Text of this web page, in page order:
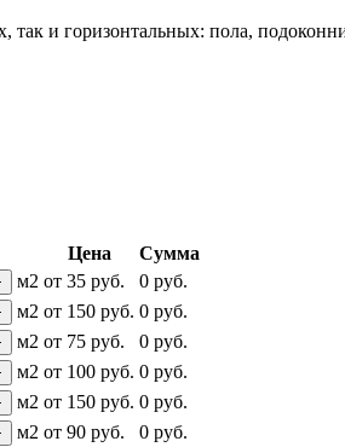
так и горизонтальных: пола,
Цена
Сумма
м2 от 35 руб. 0 руб.
м2 от 150 руб. 0 руб.
м2 от 75 руб. 0 руб.
м2 от 100 руб. 0 руб.
м2 от 150 руб. 0 руб.
м2 от 90 руб. 0 руб.